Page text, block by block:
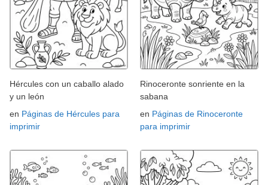
Hércules con un caballo alado
y un león
en Páginas de Hércules para
imprimir
Rinoceronte sonriente en la
sabana
en Páginas de Rinoceronte
para imprimir